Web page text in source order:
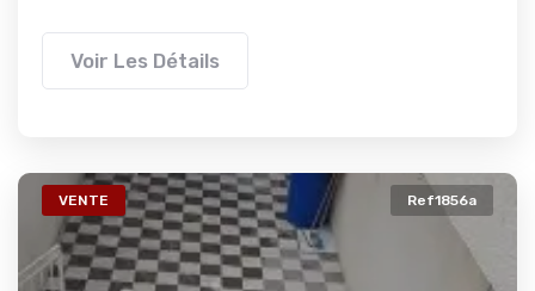
Voir Les Détails
VENTE Ref1856a